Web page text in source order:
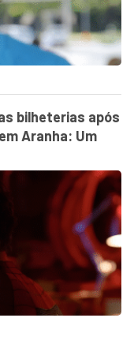
bilheterias após
Aranha: Um